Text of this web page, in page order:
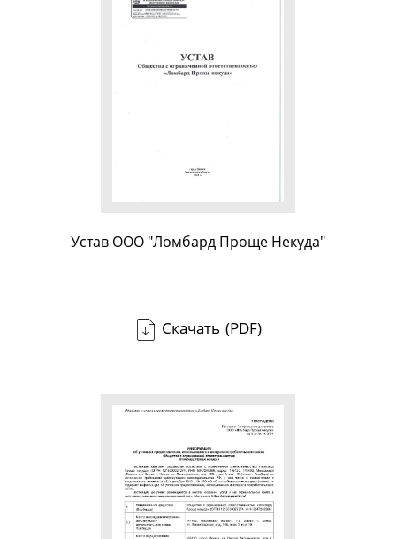
Устав ООО "Ломбард Проще Некуда"
Скачать